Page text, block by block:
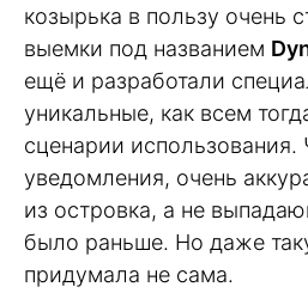
козырька в пользу очень
выемки под названием
ещё и разработали
уникальные, как всем
сценарии использования.
уведомления, очень
из островка, а не
было раньше. Но даже
придумала не сама.